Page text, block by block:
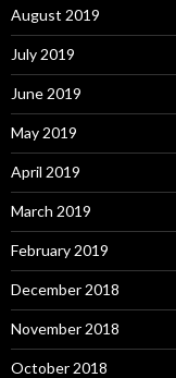
August 2019
July 2019
June 2019
May 2019
April 2019
March 2019
February 2019
December 2018
November 2018
October 2018